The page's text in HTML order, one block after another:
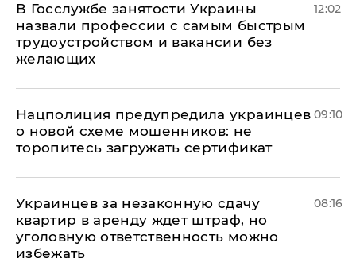
В Госслужбе занятости Украины
назвали профессии с самым быстрым
трудоустройством и вакансии без
желающих
12:02
Нацполиция предупредила украинцев
о новой схеме мошенников: не
торопитесь загружать сертификат
09:10
Украинцев за незаконную сдачу
квартир в аренду ждет штраф, но
уголовную ответственность можно
избежать
08:16